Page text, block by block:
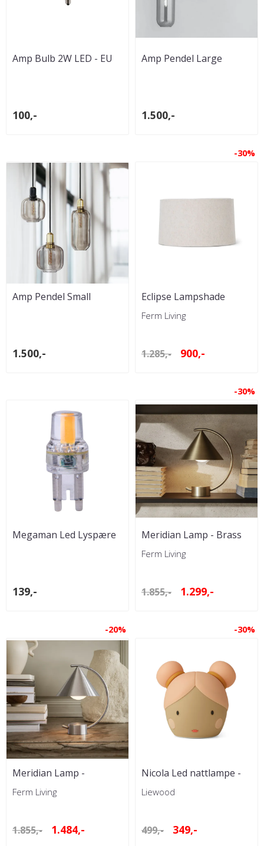
Amp Bulb 2W LED - EU
100,-
Amp Pendel Large
1.500,-
Amp Pendel Small
1.500,-
-30%
Eclipse Lampshade
Short - Natural
Ferm Living
1.285,- 900,-
Megaman Led Lyspære
139,-
-30%
Meridian Lamp - Brass
Ferm Living
1.855,- 1.299,-
-20%
Meridian Lamp -
Brushed steel
Ferm Living
1.855,- 1.484,-
-30%
Nicola Led nattlampe -
Jente
Liewood
499,- 349,-